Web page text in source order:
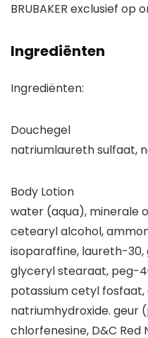
BRUBAKER exclusief op
Ingrediënten
Ingrediënten:
Douchegel
natriumlaureth sulfaat,
Body Lotion
water (aqua), minerale
cetearyl alcohol,
isoparaffine, laureth-
glyceryl stearaat, peg-
potassium cetyl
natriumhydroxide. geur
chlorfenesine, D&C Red